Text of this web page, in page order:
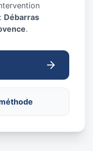
Débarras
.